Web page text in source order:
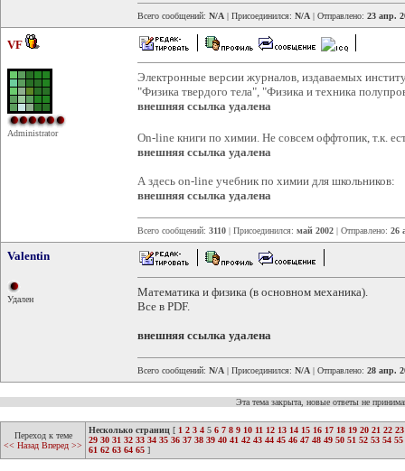
Всего сообщений: N/A | Присоединился: N/A | Отправлено: 23 апр.
VF
Administrator
Электронные версии журналов, издаваемых
"Физика твердого тела", "Физика и техника
внешняя ссылка удалена
On-line книги по химии. Не совсем оффтопик, т.к.
внешняя ссылка удалена
А здесь on-line учебник по химии для школьников:
внешняя ссылка удалена
Всего сообщений: 3110 | Присоединился: май 2002 | Отправлено: 26
Valentin
Удален
Математика и физика (в основном механика).
Все в PDF.
внешняя ссылка удалена
Всего сообщений: N/A | Присоединился: N/A | Отправлено: 28 апр.
Эта тема закрыта, новые ответы не
Переход к теме
<< Назад Вперед >>
Несколько страниц [ 1 2 3 4 5 6 7 8 9 10 11 12 13 14 15 16 17 18 19 20 21 22 23
29 30 31 32 33 34 35 36 37 38 39 40 41 42 43 44 45 46 47 48 49 50 51 52 53 54 55
61 62 63 64 65 ]